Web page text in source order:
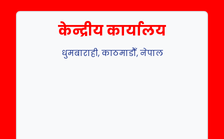
केन्द्रीय कार्यालय
धुमबाराही, काठमाडौँ, नेपाल